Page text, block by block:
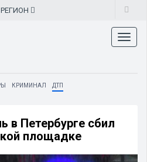
РЕГИОН
КРИМИНАЛ ДТП
в Петербурге сбил
площадке